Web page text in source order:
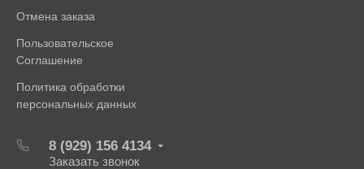
Отмена заказа
Пользовательское
Соглашение
Политика обработки
персональных данных
8 (929) 156 4134
Заказать звонок